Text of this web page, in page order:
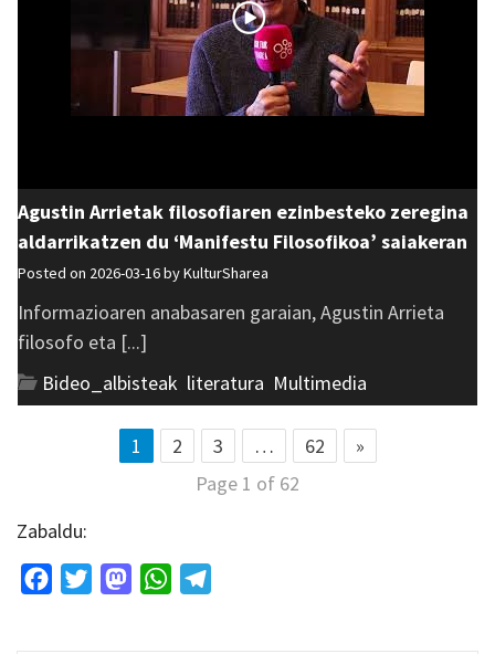
Agustin Arrietak filosofiaren ezinbesteko zeregina
aldarrikatzen du ‘Manifestu Filosofikoa’ saiakeran
Posted on 2026-03-16 byKulturSharea
Informazioaren anabasaren garaian, Agustin Arrieta
filosofo eta [...]
Bideo_albisteak literatura Multimedia
1 2 3 … 62
»
Page 1 of 62
Zabaldu:
FacebookTwitterMastodonWhatsApp